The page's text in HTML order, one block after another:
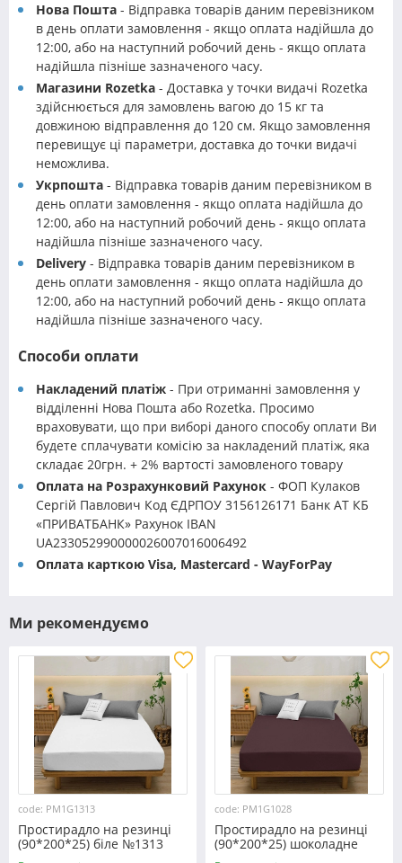
Нова Пошта - Відправка товарів даним перевізником
в день оплати замовлення - якщо оплата надійшла до
12:00, або на наступний робочий день - якщо оплата
надійшла пізніше зазначеного часу.
Магазини Rozetka - Доставка у точки видачі Rozetka
здійснюється для замовлень вагою до 15 кг та
довжиною відправлення до 120 см. Якщо замовлення
перевищує ці параметри, доставка до точки видачі
неможлива.
Укрпошта - Відправка товарів даним перевізником в
день оплати замовлення - якщо оплата надійшла до
12:00, або на наступний робочий день - якщо оплата
надійшла пізніше зазначеного часу.
Delivery - Відправка товарів даним перевізником в
день оплати замовлення - якщо оплата надійшла до
12:00, або на наступний робочий день - якщо оплата
надійшла пізніше зазначеного часу.
Способи оплати
Накладений платіж - При отриманні замовлення у
відділенні Нова Пошта або Rozetka. Просимо
враховувати, що при виборі даного способу оплати Ви
будете сплачувати комісію за накладений платіж, яка
складає 20грн. + 2% вартості замовленого товару
Оплата на Розрахунковий Рахунок - ФОП Кулаков
Сергій Павлович Код ЄДРПОУ 3156126171 Банк АТ КБ
«ПРИВАТБАНК» Рахунок IBAN
UA233052990000026007016006492
Оплата карткою Visa, Mastercard - WayForPay
Ми рекомендуємо
code: PM1G1313
Простирадло на резинці
(90*200*25) біле №1313
code: PM1G1028
Простирадло на резинці
(90*200*25) шоколадне
№1028